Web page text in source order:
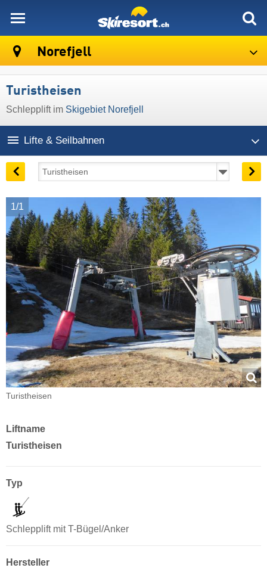
Norefjell
Turistheisen
Schlepplift im Skigebiet Norefjell
Lifte & Seilbahnen
1/1
Turistheisen
Liftname
Turistheisen
Typ
Schlepplift mit T-Bügel/Anker
Hersteller